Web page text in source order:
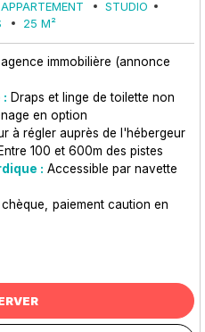
APPARTEMENT
STUDIO
25 M²
immobilière (annonce
: Draps et linge de toilette non
en option
à régler auprès de l'hébergeur
Entre 100 et 600m des pistes
: Accessible par navette
paiement caution en